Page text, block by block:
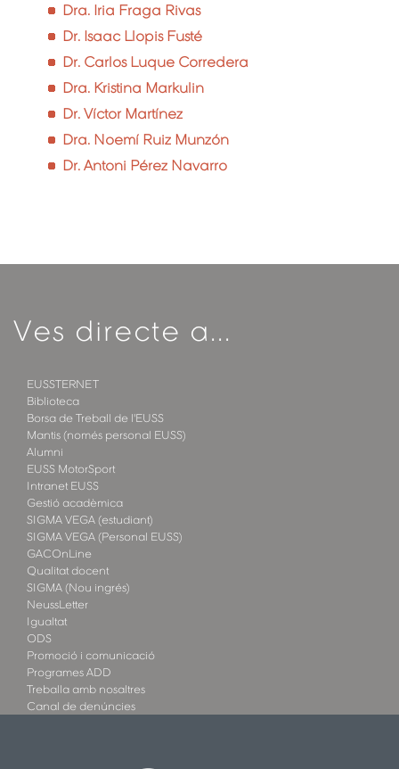
Dra. Iria Fraga Rivas
Dr. Isaac Llopis Fusté
Dr. Carlos Luque Corredera
Dra. Kristina Markulin
Dr. Víctor Martínez
Dra. Noemí Ruiz Munzón
Dr. Antoni Pérez Navarro
Ves directe a...
EUSSTERNET
Biblioteca
Borsa de Treball de l'EUSS
Mantis (només personal EUSS)
Alumni
EUSS MotorSport
Intranet EUSS
Gestió acadèmica
SIGMA VEGA (estudiant)
SIGMA VEGA (Personal EUSS)
GACOnLine
Qualitat docent
SIGMA (Nou ingrés)
NeussLetter
Igualtat
ODS
Promoció i comunicació
Programes ADD
Treballa amb nosaltres
Canal de denúncies